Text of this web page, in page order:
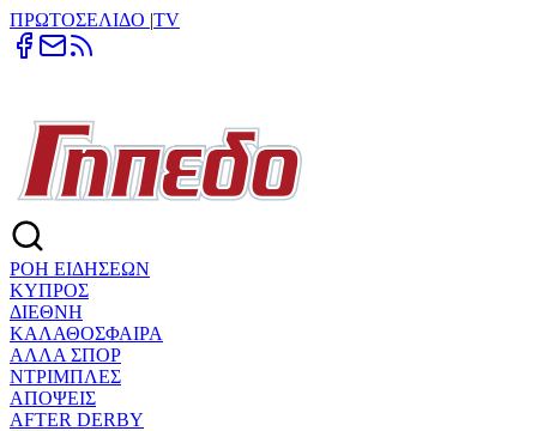
ΠΡΩΤΟΣΕΛΙΔΟ |TV
ΡΟΗ ΕΙΔΗΣΕΩΝ
ΚΥΠΡΟΣ
ΔΙΕΘΝΗ
ΚΑΛΑΘΟΣΦΑΙΡΑ
ΑΛΛΑ ΣΠΟΡ
ΝΤΡΙΜΠΛΕΣ
ΑΠΟΨΕΙΣ
AFTER DERBY